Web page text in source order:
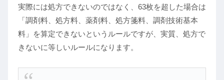
実際には処方できないのではなく、63枚を超した場合は
「調剤料、処方料、薬剤料、処方箋料、調剤技術基本
料」を算定できないというルールですが、実質、処方で
きないに等しいルールになります。